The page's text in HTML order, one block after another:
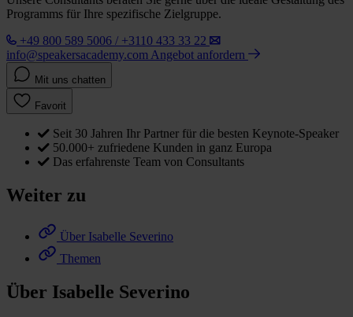
Programms für Ihre spezifische Zielgruppe.
+49 800 589 5006 / +3110 433 33 22
info@speakersacademy.com Angebot anfordern
Mit uns chatten
Favorit
Seit 30 Jahren Ihr Partner für die besten Keynote-Speaker
50.000+ zufriedene Kunden in ganz Europa
Das erfahrenste Team von Consultants
Weiter zu
Über Isabelle Severino
Themen
Über Isabelle Severino